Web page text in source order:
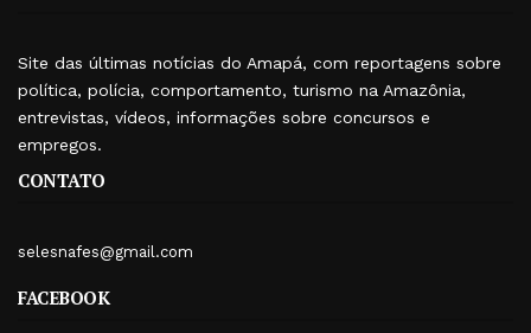
Site das últimas notícias do Amapá, com reportagens sobre
política, polícia, comportamento, turismo na Amazônia,
entrevistas, vídeos, informações sobre concursos e
empregos.
CONTATO
selesnafes@gmail.com
FACEBOOK